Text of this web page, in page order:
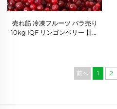
売れ筋 冷凍フルーツ バラ売り
10kg IQF リンゴンベリー 甘い
前へ 1 2